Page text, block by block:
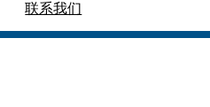
联系我们